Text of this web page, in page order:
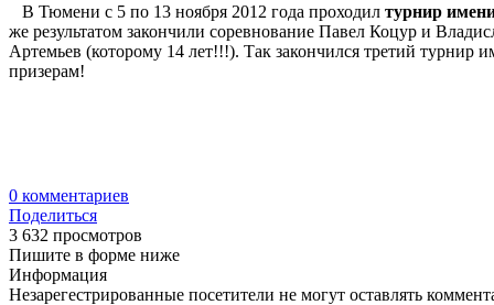
В Тюмени с 5 по 13 ноября 2012 года проходил турнир
же результатом закончили соревнование Павел Коцур и
Артемьев (которому 14 лет!!!). Так закончился третий
призерам!
0 комментариев
Поделиться
3 632 просмотров
Пишите в форме ниже
Информация
Незарегестрированные посетители не могут оставлять